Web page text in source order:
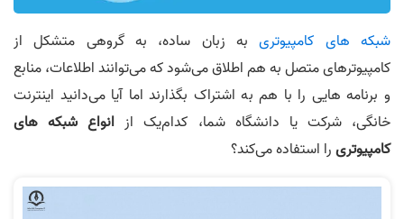
شبکه های کامپیوتریبه زبان ساده، به گروهی متشکل از
کامپیوترهای متصل به هم اطلاق می‌شود که می‌توانند اطلاعات، منابع
و برنامه هایی را با هم به اشتراک بگذارند اما آیا می‌دانید اینترنت
خانگی، شرکت یا دانشگاه شما، کدام‌یک از انواع شبکه های
کامپیوتریرا استفاده می‌کند؟